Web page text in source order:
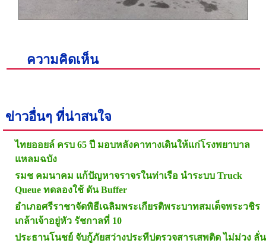
ความคิดเห็น
ข่าวอื่นๆ ที่น่าสนใจ
ไทยออยล์ ครบ 65 ปี มอบหลังคาทางเดินให้แก่โรงพยาบาล
แหลมฉบัง
รมช คมนาคม แก้ปัญหาจราจรในท่าเรือ นำระบบ Truck
Queue ทดลองใช้ ดัน Buffer
อำเภอศรีราชาจัดพิธีเฉลิมพระเกียรติพระบาทสมเด็จพระวชิร
เกล้าเจ้าอยู่หัว รัชกาลที่ 10
ประธานโนชย์ จับกู้ภัยสว่างประทีปตรวจสารเสพติด ไม่ม่วง ลั่น